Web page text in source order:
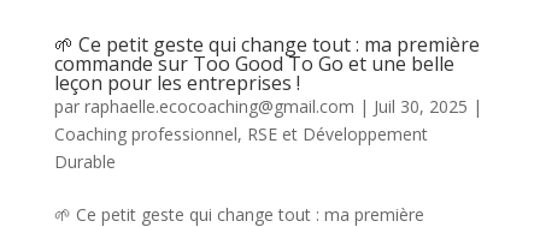
🌱 Ce petit geste qui change tout : ma première
commande sur Too Good To Go et une belle
leçon pour les entreprises !
par raphaelle.ecocoaching@gmail.com | Juil 30, 2025 |
Coaching professionnel, RSE et Développement
Durable
🌱 Ce petit geste qui change tout : ma première